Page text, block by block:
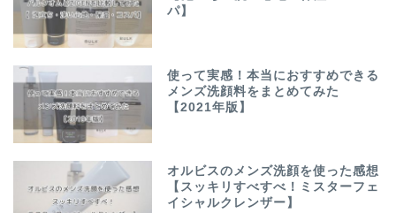
パ】
使って実感！本当におすすめできる
メンズ洗顔料をまとめてみた
【2021年版】
オルビスのメンズ洗顔を使った感想
【スッキリすべすべ！ミスターフェ
イシャルクレンザー】